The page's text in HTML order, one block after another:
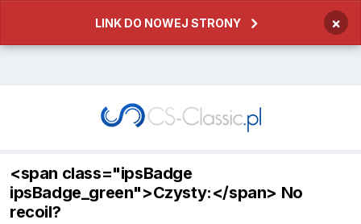
LINK DO NOWEJ STRONY ×
<span class="ipsBadge
ipsBadge_green">Czysty:</span> No
recoil?